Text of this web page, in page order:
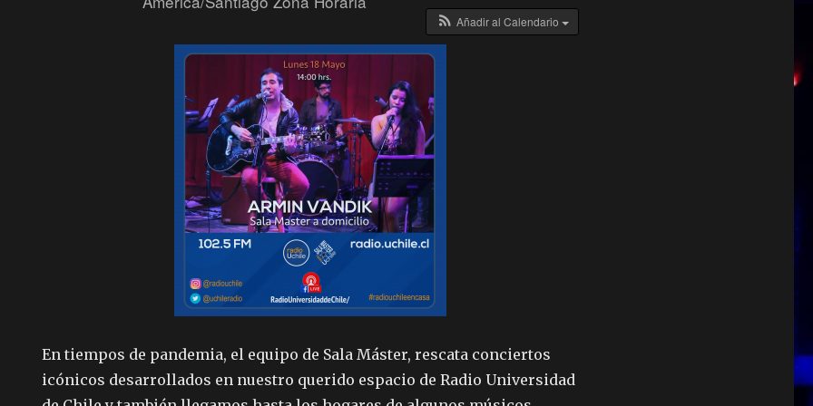
Añadir al Calendario
En tiempos de pandemia, el equipo de Sala Máster, rescata conciertos
icónicos desarrollados en nuestro querido espacio de Radio Universidad